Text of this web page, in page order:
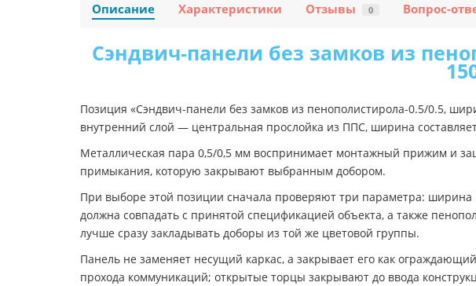
Описание Характеристики Отзывы 0 Вопрос-
Сэндвич-панели без замков из
Позиция «Сэндвич-панели без замков из пенополистирола-0.5/0.5,
внутренний слой — центральная прослойка из ППС, ширина
Металлическая пара 0,5/0,5 мм воспринимает монтажный прижим и
примыкания, которую закрывают выбранным добором.
При выборе этой позиции сначала проверяют три параметра: ширина
должна совпадать с принятой спецификацией объекта, а также
лучше сразу закладывать доборы из той же цветовой группы.
Панель не заменяет несущий каркас, а закрывает его как
прохода коммуникаций; открытые торцы закрывают до ввода